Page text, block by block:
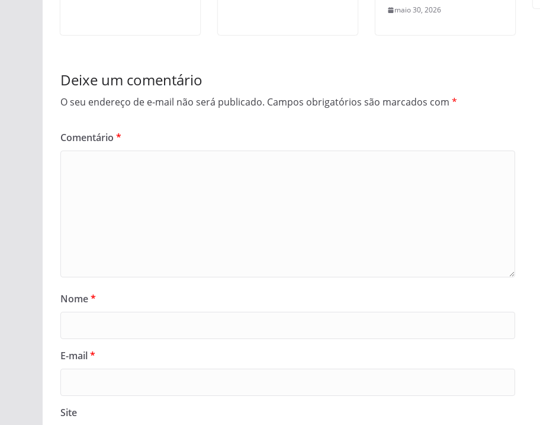
maio 30, 2026
Deixe um comentário
O seu endereço de e-mail não será publicado. Campos obrigatórios são marcados com *
Comentário *
Nome*
E-mail*
Site